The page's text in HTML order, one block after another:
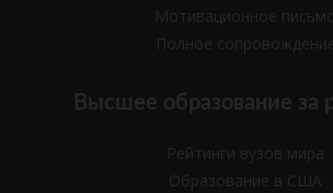
Мотивационное
Полное
Высшее образование за
Рейтинги вузов мира
Образование в США